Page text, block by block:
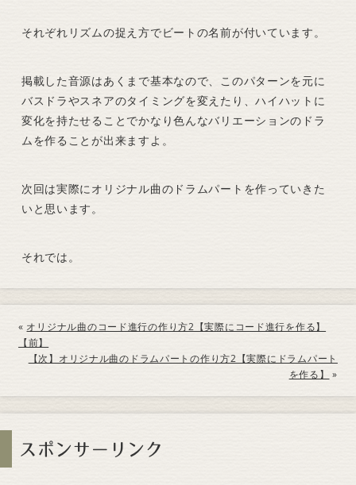
それぞれリズムの捉え方でビートの名前が付いています。
掲載した音源はあくまで基本なので、このパターンを元に
バスドラやスネアのタイミングを変えたり、ハイハットに
変化を持たせることでかなり色んなバリエーションのドラ
ムを作ることが出来ますよ。
次回は実際にオリジナル曲のドラムパートを作っていきた
いと思います。
それでは。
« オリジナル曲のコード進行の作り方2【実際にコード進行を作る】
【前】
【次】オリジナル曲のドラムパートの作り方2【実際にドラムパート
を作る】
»
スポンサーリンク